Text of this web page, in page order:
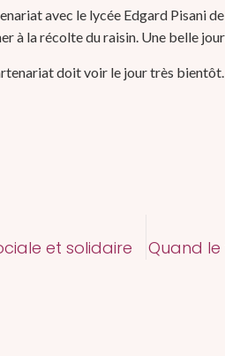
avec le lycée Edgard Pisani
à la récolte du raisin. Une belle
doit voir le jour très bientôt.
et solidaire Quand le